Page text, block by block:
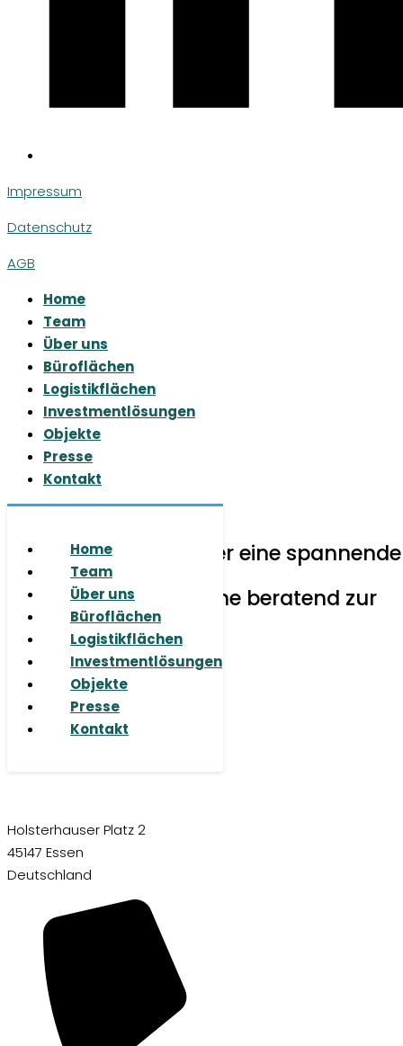
Impressum
Datenschutz
AGB
Home
Team
Über uns
Büroflächen
Logistikflächen
Investmentlösungen
Objekte
Presse
Kontakt
Home
Team
Über uns
Büroflächen
Logistikflächen
Investmentlösungen
Objekte
Presse
Kontakt
Sie haben Fragen oder eine spannende
Aufgabe für uns?
Wir stehen Ihnen gerne beratend zur
Seite.
Holsterhauser Platz 2
45147 Essen
Deutschland